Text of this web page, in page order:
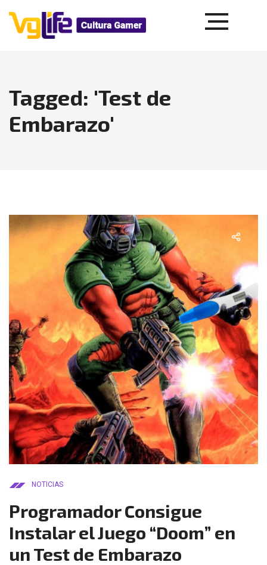
Tagged: 'Test de
Embarazo'
NOTICIAS
Programador Consigue
Instalar el Juego “Doom” en
un Test de Embarazo